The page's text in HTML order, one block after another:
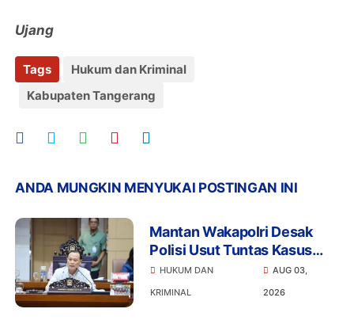
Ujang
Tags
Hukum dan Kriminal
Kabupaten Tangerang
ANDA MUNGKIN MENYUKAI POSTINGAN INI
Mantan Wakapolri Desak
Polisi Usut Tuntas Kasus
Bigmo Ajak Anak di Bawah
Umur Promosikan Vape
HUKUM DAN
KRIMINAL
AUG 03,
2026